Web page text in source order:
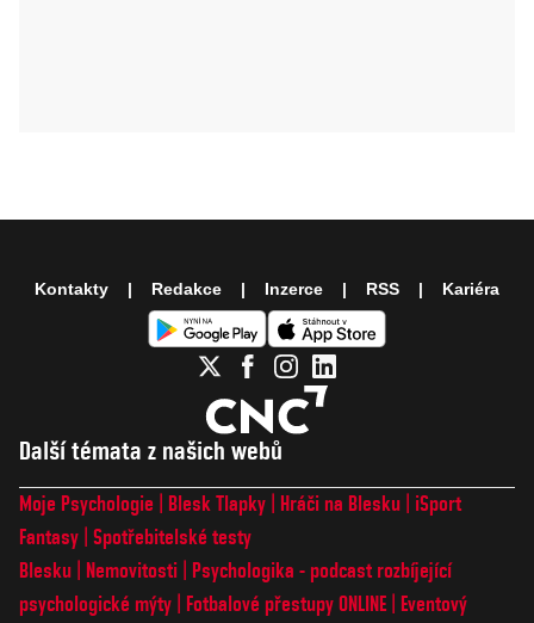
Další témata z našich webů
Moje Psychologie Blesk Tlapky Hráči na Blesku
iSport
Fantasy Spotřebitelské testy
Blesku
Nemovitosti
Psychologika - podcast rozbíjející
psychologické mýty
Fotbalové přestupy ONLINE
Eventový
Kontakty Redakce Inzerce RSS Kariéra